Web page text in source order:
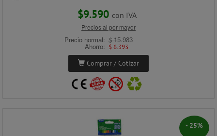
$9.590 con IVA
Precios al por mayor
Precio normal: $ 15.983
Ahorro: $ 6.393
Comprar / Cotizar
- 25%